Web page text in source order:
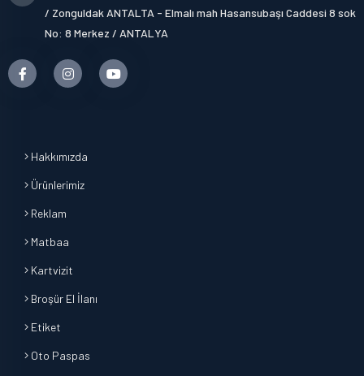
/ Zonguldak ANTALTA - Elmalı mah Hasansubaşı Caddesi 8 sok
No: 8 Merkez / ANTALYA
Hakkımızda
Ürünlerimiz
Reklam
Matbaa
Kartvizit
Broşür El İlanı
Etiket
Oto Paspas